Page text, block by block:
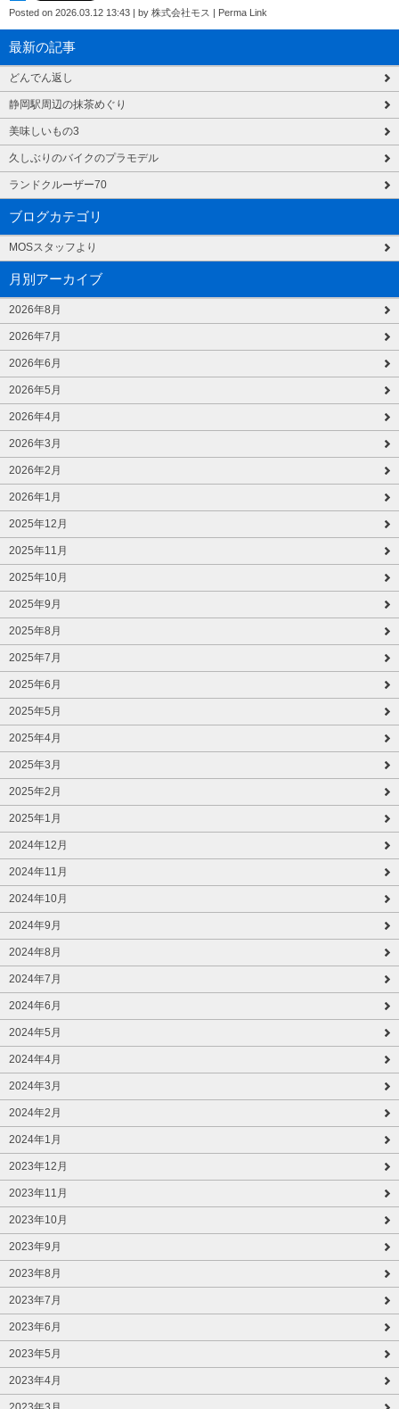
Posted on 2026.03.12 13:43 | by 株式会社モス | Perma Link
最新の記事
どんでん返し
静岡駅周辺の抹茶めぐり
美味しいもの3
久しぶりのバイクのプラモデル
ランドクルーザー70
ブログカテゴリ
MOSスタッフより
月別アーカイブ
2026年8月
2026年7月
2026年6月
2026年5月
2026年4月
2026年3月
2026年2月
2026年1月
2025年12月
2025年11月
2025年10月
2025年9月
2025年8月
2025年7月
2025年6月
2025年5月
2025年4月
2025年3月
2025年2月
2025年1月
2024年12月
2024年11月
2024年10月
2024年9月
2024年8月
2024年7月
2024年6月
2024年5月
2024年4月
2024年3月
2024年2月
2024年1月
2023年12月
2023年11月
2023年10月
2023年9月
2023年8月
2023年7月
2023年6月
2023年5月
2023年4月